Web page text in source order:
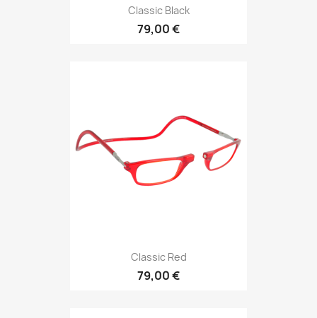
Classic Black
79,00 €
Classic Red
79,00 €